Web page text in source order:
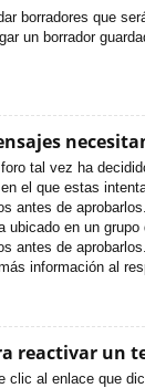
borradores que
un borrador
tal vez ha
el que estas
antes de
ubicado en un
antes de
información al
reactivar un
clic al enlace que